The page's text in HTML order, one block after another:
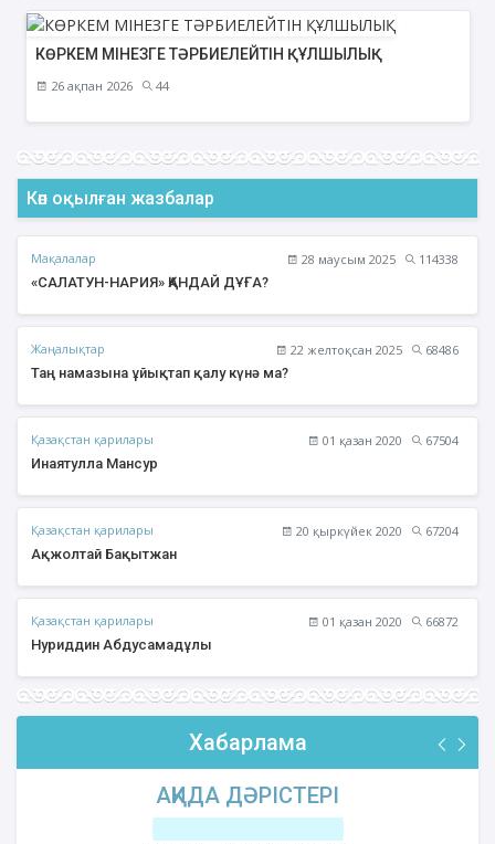
КӨРКЕМ МІНЕЗГЕ ТӘРБИЕЛЕЙТІН ҚҰЛШЫЛЫҚ
26 ақпан 2026 44
Көп оқылған жазбалар
Мақалалар 28 маусым 2025
114338
«САЛАТУН-НАРИЯ» ҚАНДАЙ ДҰҒА?
Жаңалықтар 22 желтоқсан 2025
68486
Таң намазына ұйықтап қалу күнә ма?
Қазақстан қарилары 01 қазан 2020
67504
Инаятулла Мансур
Қазақстан қарилары 20 қыркүйек 2020
67204
Ақжолтай Бақытжан
Қазақстан қарилары 01 қазан 2020
66872
Нуриддин Абдусамадұлы
Хабарлама
АҚИДА ДӘРІСТЕРІ